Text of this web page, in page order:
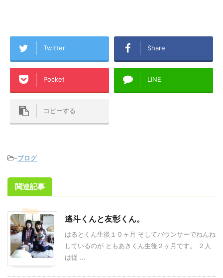
Twitter Share
Pocket LINE
コピーする
-ブログ
関連記事
遙斗くんと友彰くん。
はるとくん生後１０ヶ月 そしてバウンサーでねんね
しているのが ともあきくん生後２ヶ月です。 ２人
は従 ...